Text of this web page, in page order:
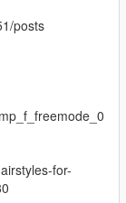
posts
for-